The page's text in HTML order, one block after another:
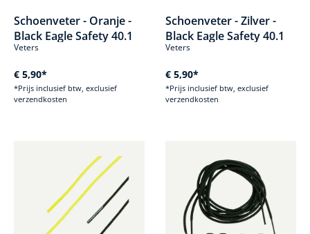
Schoenveter - Oranje -
Black Eagle Safety 40.1
Veters
€ 5,90*
*Prijs inclusief btw, exclusief
verzendkosten
Schoenveter - Zilver -
Black Eagle Safety 40.1
Veters
€ 5,90*
*Prijs inclusief btw, exclusief
verzendkosten